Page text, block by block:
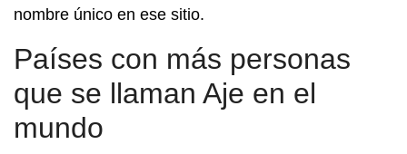
nombre único en ese sitio.
Países con más personas
que se llaman Aje en el
mundo